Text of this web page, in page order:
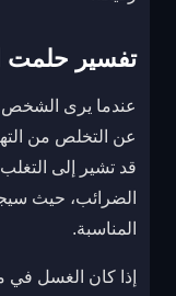
تفسير حلمت
عندما يرى الشخص
عن التخلص من
قد تشير إلى
الضرائب، حيث
المناسبة.
إذا كان الغسل في